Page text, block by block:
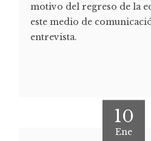
motivo del regreso de la
este medio de
entrevista.
10
Ene